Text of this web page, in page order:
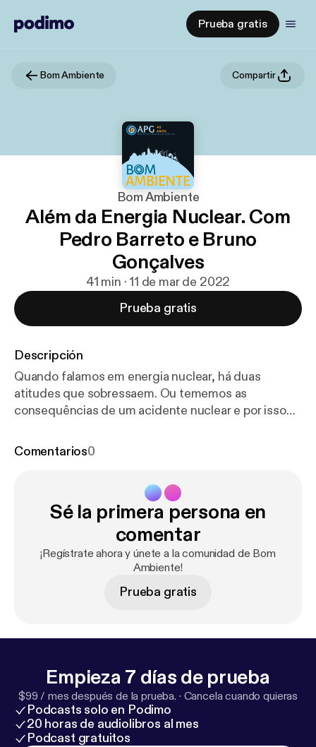
Prueba gratis
Bom Ambiente Compartir
Bom Ambiente
Além da Energia Nuclear. Com
Pedro Barreto e Bruno
Gonçalves
41 min · 11 de mar de 2022
Prueba gratis
Descripción
Quando falamos em energia nuclear, há duas
atitudes que sobressaem. Ou tememos as
consequências de um acidente nuclear e por isso
acreditamos que a energia nuclear deve ser a opção
Bruno Gonçalves, presidente do Instituto de
Plasmas e Fusão Nuclear do Instituto Superior
Técnico, tentamos reconciliar estas duas posições.
Apresentação: André Nóbrega Música: António
Mota Associação Portuguesa de Geólogos:
linkedin.com/in/apgeologos/ Twitter -
Comentarios0
Sé la primera persona en
comentar
¡Regístrate ahora y únete a la comunidad de Bom
Ambiente!
Prueba gratis
Empieza 7 días de prueba
$99 / mes después de la prueba. · Cancela cuando quieras
Podcasts solo en Podimo
20 horas de audiolibros al mes
Podcast gratuitos